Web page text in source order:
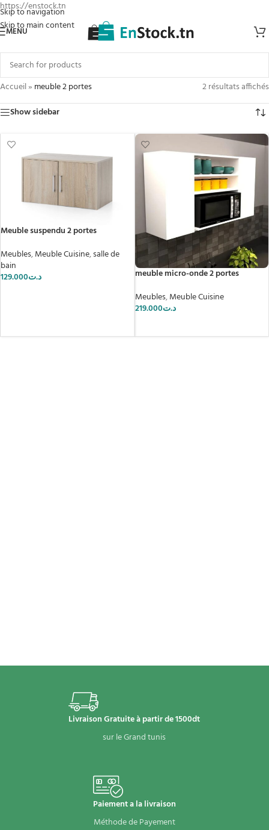
https://enstock.tn
Skip to navigation
Skip to main content
MENU
Accueil» meuble 2 portes
2 résultats affichés
Show sidebar
Meuble suspendu 2 portes
Meubles,Meuble Cuisine,salle de
bain
د.ت129.000
meuble micro-onde 2 portes
Meubles,Meuble Cuisine
د.ت219.000
Livraison Gratuite à partir de 1500dt
sur le Grand tunis
Paiement a la livraison
Méthode de Payement